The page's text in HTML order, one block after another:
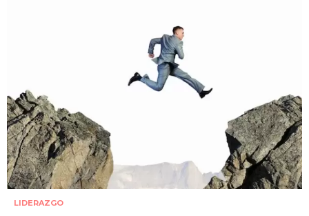
LIDERAZGO